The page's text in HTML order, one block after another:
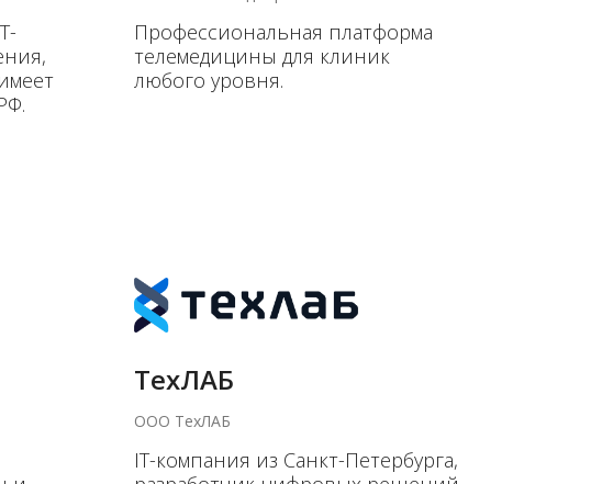
Профессиональная платформа
телемедицины для клиник
любого уровня.
ТехЛАБ
ООО ТехЛАБ
IT-компания из Санкт-Петербурга,